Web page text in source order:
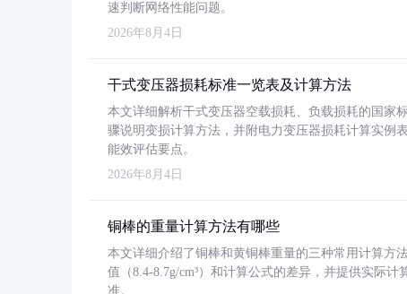
速判断网络性能问题。
2026年8月4日
干式变压器损耗标准一览表及计算方法
本文详细解析干式变压器空载损耗、负载损耗的国家
骤说明变损计算方法，并附电力变压器损耗计算实例
能效评估要点。
2026年8月4日
铜棒的重量计算方法有哪些
本文详细介绍了铜棒和黄铜棒重量的三种常用计算方
值（8.4-8.7g/cm³）和计算公式的差异，并提供实际
准。